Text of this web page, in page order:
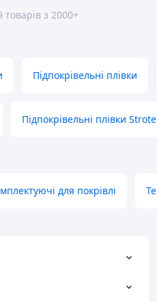
з 2000+
Підпокрівельні плівки
Підпокрівельні плівки
для покрівлі